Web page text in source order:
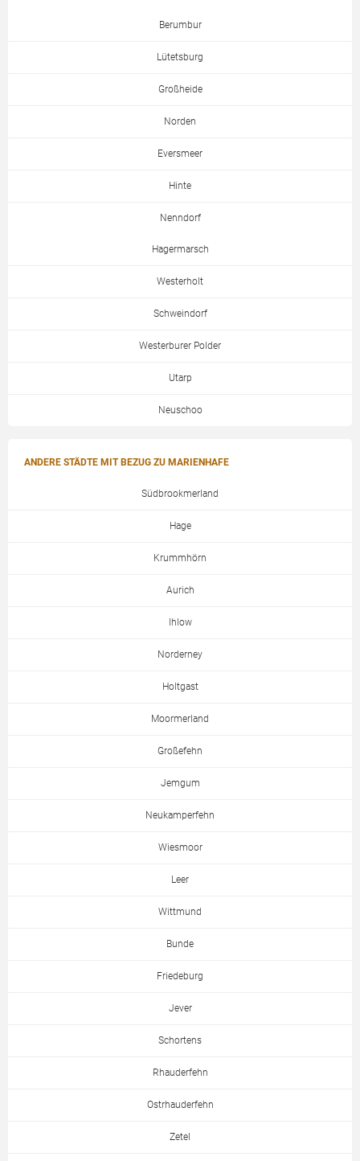
Berumbur
Lütetsburg
Großheide
Norden
Eversmeer
Hinte
Nenndorf
Hagermarsch
Westerholt
Schweindorf
Westerburer Polder
Utarp
Neuschoo
ANDERE STÄDTE MIT BEZUG ZU MARIENHAFE
Südbrookmerland
Hage
Krummhörn
Aurich
Ihlow
Norderney
Holtgast
Moormerland
Großefehn
Jemgum
Neukamperfehn
Wiesmoor
Leer
Wittmund
Bunde
Friedeburg
Jever
Schortens
Rhauderfehn
Ostrhauderfehn
Zetel